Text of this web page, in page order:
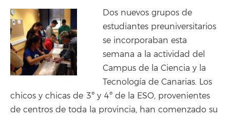
Dos nuevos grupos de
estudiantes preuniversitarios
se incorporaban esta
semana a la actividad del
Campus de la Ciencia y la
Tecnología de Canarias. Los
chicos y chicas de 3º y 4º de la ESO, provenientes
de centros de toda la provincia, han comenzado su